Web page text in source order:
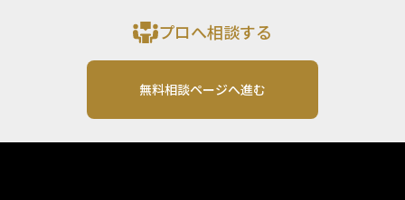
プロへ相談する
無料相談ページへ進む